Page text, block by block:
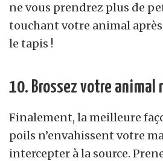
ne vous prendrez plus de
touchant votre animal
le tapis !
10. Brossez votre animal
Finalement, la meilleure
poils n’envahissent votre
intercepter à la source.